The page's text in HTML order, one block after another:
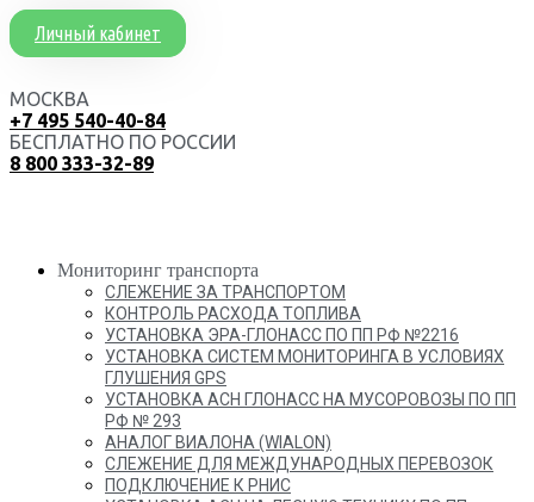
Личный кабинет
МОСКВА
+7 495 540-40-84
БЕСПЛАТНО ПО РОССИИ
8 800 333-32-89
Мониторинг транспорта
СЛЕЖЕНИЕ ЗА ТРАНСПОРТОМ
КОНТРОЛЬ РАСХОДА ТОПЛИВА
УСТАНОВКА ЭРА-ГЛОНАСС ПО ПП РФ №2216
УСТАНОВКА СИСТЕМ МОНИТОРИНГА В УСЛОВИЯХ
ГЛУШЕНИЯ GPS
УСТАНОВКА АСН ГЛОНАСС НА МУСОРОВОЗЫ ПО ПП
РФ № 293
АНАЛОГ ВИАЛОНА (WIALON)
СЛЕЖЕНИЕ ДЛЯ МЕЖДУНАРОДНЫХ ПЕРЕВОЗОК
ПОДКЛЮЧЕНИЕ К РНИС